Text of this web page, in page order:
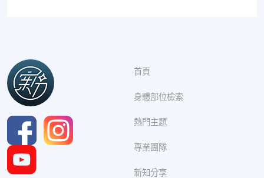
首頁
身體部位檢索
熱門主題
專業團隊
新知分享